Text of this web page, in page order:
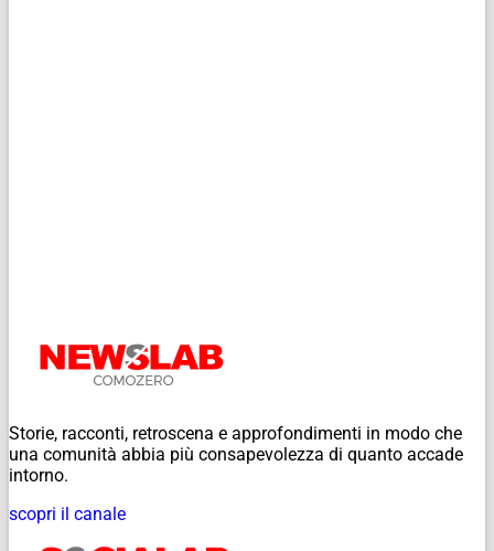
Storie, racconti, retroscena e approfondimenti in modo che
una comunità abbia più consapevolezza di quanto accade
intorno.
scopri il canale